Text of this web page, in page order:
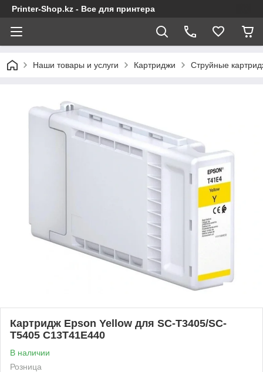
Printer-Shop.kz - Все для принтера
Наши товары и услуги Картриджи Струйные
Картридж Epson Yellow для SC-T3405/SC-
T5405 C13T41E440
В наличии
Розница